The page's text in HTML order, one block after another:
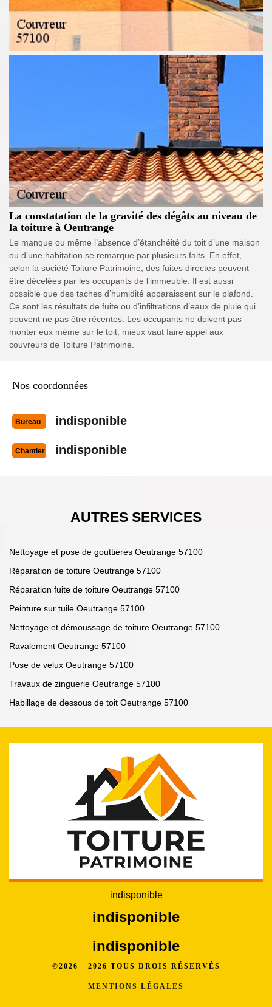
La constatation de la gravité des dégâts au niveau de
la toiture à Oeutrange
Le manque ou même l’absence d’étanchéité du toit d’une maison
ou d’une habitation se remarque par plusieurs faits. En effet,
selon la société Toiture Patrimoine, des fuites directes peuvent
être décelées par les occupants de l’immeuble. Il est aussi
possible que des taches d’humidité apparaissent sur le plafond.
Ce sont les résultats de fuite ou d’infiltrations d’eaux de pluie qui
peuvent ne pas être récentes. Les occupants ne doivent pas
monter eux même sur le toit, mieux vaut faire appel aux
couvreurs de Toiture Patrimoine.
Nos coordonnées
Bureau indisponible
Chantier indisponible
AUTRES SERVICES
Nettoyage et pose de gouttières Oeutrange 57100
Réparation de toiture Oeutrange 57100
Réparation fuite de toiture Oeutrange 57100
Peinture sur tuile Oeutrange 57100
Nettoyage et démoussage de toiture Oeutrange 57100
Ravalement Oeutrange 57100
Pose de velux Oeutrange 57100
Travaux de zinguerie Oeutrange 57100
Habillage de dessous de toit Oeutrange 57100
indisponible
indisponible
indisponible
©2026 - 2026 TOUS DROIS RÉSERVÉS
MENTIONS LÉGALES